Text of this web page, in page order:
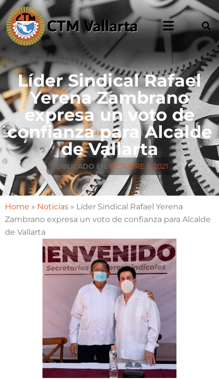
Líder Sindical Rafael
Yerena Zambrano
expresa un voto de
confianza para Alcalde
de Vallarta
PUBLICADO EN: OCTUBRE 5, 2021
Home » Noticias » Líder Sindical Rafael Yerena
Zambrano expresa un voto de confianza para Alcalde
de Vallarta